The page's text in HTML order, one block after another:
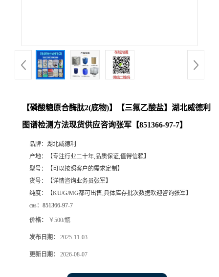
【磷酸糖原合酶肽2(底物)】【三氟乙酸盐】湖北威德利
图谱检测方法现货供应咨询张军【851366-97-7】
品牌： 湖北威德利
产地：
【专注行业二十年,品质保证,值得信赖】
型号：
【可以按照客户的需求定制】
货号：
【详情咨询业务员张军】
纯度：
【KU/G/MG都可出售,具体库存批次数据欢迎咨询张军】
cas： 851366-97-7
价格： ￥500/瓶
发布日期： 2025-11-03
更新日期： 2026-08-07